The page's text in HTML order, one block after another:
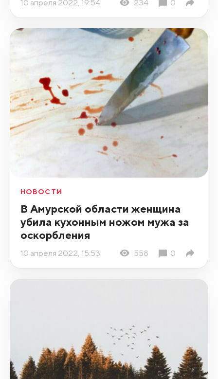
10 апреля 2022, 19:54 234 0
НОВОСТИ
В Амурской области женщина
убила кухонным ножом мужа за
оскорбления
10 апреля 2022, 15:53 558 0